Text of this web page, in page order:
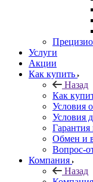
Услуги
Акции
Как купить
Назад
Как
Условия
Условия
Гарантия
Обмен и
Вопрос-
Компания
Назад